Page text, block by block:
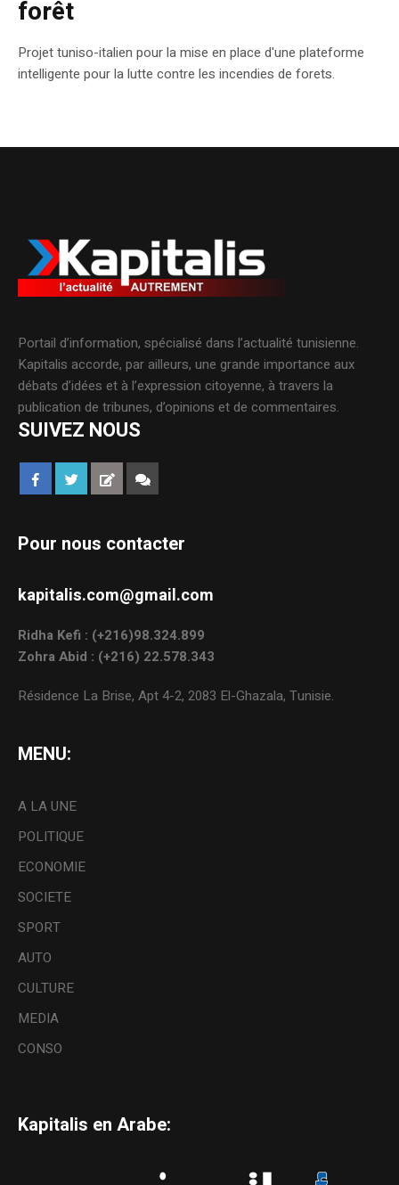
forêt
Projet tuniso-italien pour la mise en place d'une plateforme
intelligente pour la lutte contre les incendies de forets.
Portail d’information, spécialisé dans l’actualité tunisienne.
Kapitalis accorde, par ailleurs, une grande importance aux
débats d’idées et à l’expression citoyenne, à travers la
publication de tribunes, d’opinions et de commentaires.
SUIVEZ NOUS
Pour nous contacter
kapitalis.com@gmail.com
Ridha Kefi : (+216)98.324.899
Zohra Abid : (+216) 22.578.343
Résidence La Brise, Apt 4-2, 2083 El-Ghazala, Tunisie.
MENU:
A LA UNE
POLITIQUE
ECONOMIE
SOCIETE
SPORT
AUTO
CULTURE
MEDIA
CONSO
Kapitalis en Arabe: